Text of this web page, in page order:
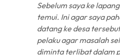
Sebelum saya ke
temui. Ini agar saya
datang ke desa
pelaku agar masalah
diminta terlibat dalam